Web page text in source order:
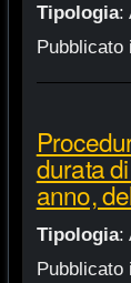
Tipologia:
Pubblicato
durata
anno,
Tipologia:
Pubblicato